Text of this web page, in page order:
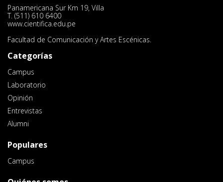
Panamericana Sur Km 19, Villa
T. (511) 610 6400
www.cientifica.edu.pe
Facultad de Comunicación y Artes Escénicas.
Categorías
Campus
Laboratorio
Opinión
Entrevistas
Alumni
Populares
Campus